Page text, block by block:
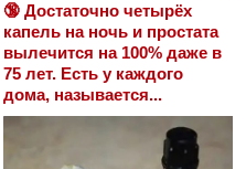
🔞 Достаточно четырёх
капель на ночь и простата
вылечится на 100% даже в
75 лет. Есть у каждого
дома, называется...